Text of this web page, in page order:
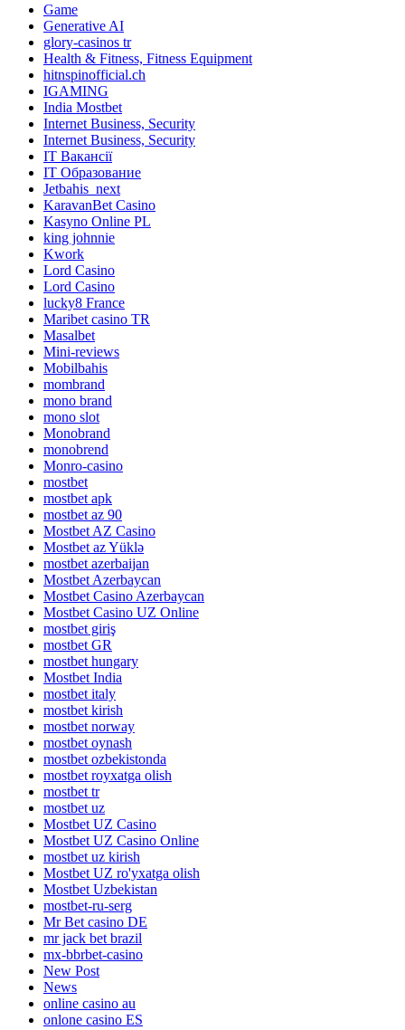
Game
Generative AI
glory-casinos tr
Health & Fitness, Fitness Equipment
hitnspinofficial.ch
IGAMING
India Mostbet
Internet Business, Security
Internet Business, Security
IT Вакансії
IT Образование
Jetbahis_next
KaravanBet Casino
Kasyno Online PL
king johnnie
Kwork
Lord Casino
Lord Сasino
lucky8 France
Maribet casino TR
Masalbet
Mini-reviews
Mobilbahis
mombrand
mono brand
mono slot
Monobrand
monobrend
Monro-casino
mostbet
mostbet apk
mostbet az 90
Mostbet AZ Casino
Mostbet az Yüklə
mostbet azerbaijan
Mostbet Azerbaycan
Mostbet Casino Azerbaycan
Mostbet Casino UZ Online
mostbet giriş
mostbet GR
mostbet hungary
Mostbet India
mostbet italy
mostbet kirish
mostbet norway
mostbet oynash
mostbet ozbekistonda
mostbet royxatga olish
mostbet tr
mostbet uz
Mostbet UZ Casino
Mostbet UZ Casino Online
mostbet uz kirish
Mostbet UZ ro'yxatga olish
Mostbet Uzbekistan
mostbet-ru-serg
Mr Bet casino DE
mr jack bet brazil
mx-bbrbet-casino
New Post
News
online casino au
onlone casino ES